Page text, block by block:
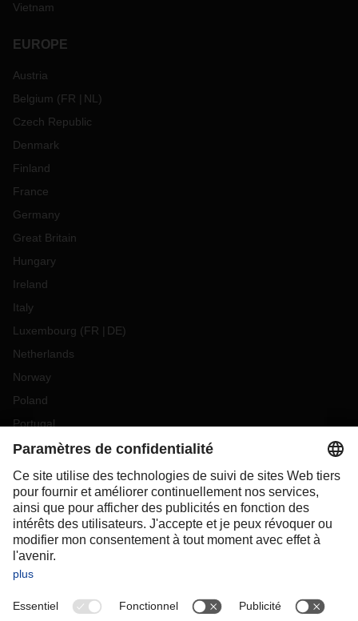
Vietnam
EUROPE
Austria
Belgium (FR NL )
Czech Republic
Denmark
Finland
France
Germany
Great Britain
Hungary
Ireland
Italy
Luxembourg (FR DE)
Netherlands
Norway
Poland
Portugal
Romania
Slovakia
Spain
Sweden
Switzerland(DE FR)
Turkey
OCEANIA